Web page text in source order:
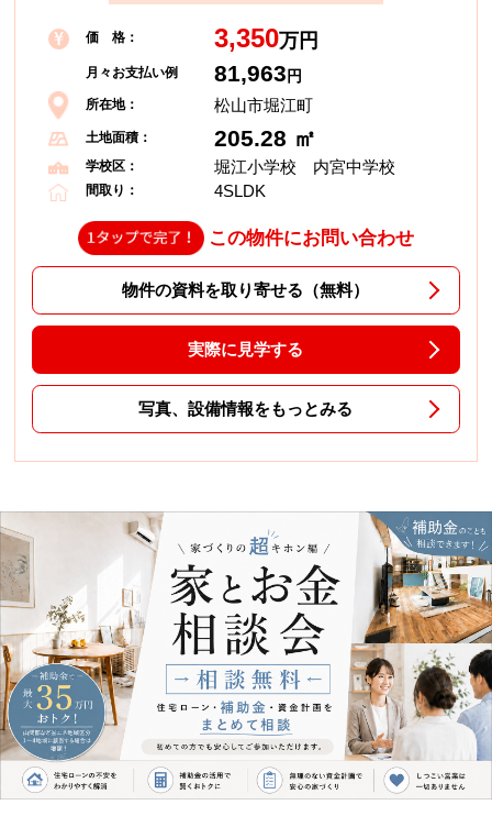
価 格： 3,350万円
月々お支払い例 81,963 円
所在地： 松山市堀江町
土地面積： 205.28 ㎡
学校区： 堀江小学校 内宮中学校
間取り： 4SLDK
この物件にお問い合わせ
物件の資料を取り寄せる（無料）
実際に見学する
写真、設備情報をもっとみる